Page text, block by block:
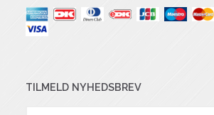
TILMELD NYHEDSBREV